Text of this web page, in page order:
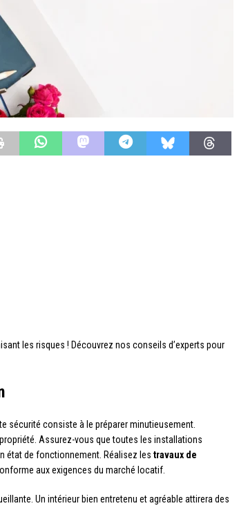
les risques ! Découvrez nos conseils d’experts pour
sécurité consiste à le préparer minutieusement.
Assurez-vous que toutes les installations
état de fonctionnement. Réalisez les travaux de
aux exigences du marché locatif.
Un intérieur bien entretenu et agréable attirera des